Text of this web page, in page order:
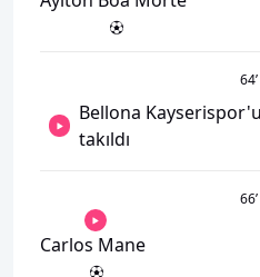
64’
Bellona
takıldı
66’
Carlos Mane